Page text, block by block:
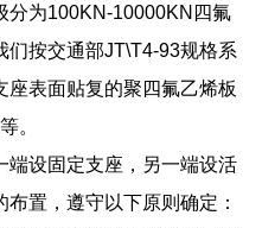
分为100KN-10000KN四氟
们按交通部JT\T4-93规格系
表面贴复的聚四氟乙烯板
。
端设固定支座，另一端设活
置，遵守以下原则确定：